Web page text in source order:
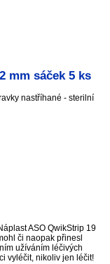
mm sáček 5 ks
nastříhané - sterilní
ASO QwikStrip 19
či naopak přinesl
užíváním léčivých
vyléčit, nikoliv jen léčit!